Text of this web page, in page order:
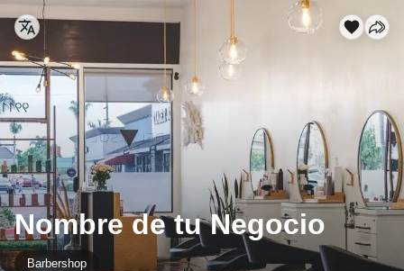
Nombre de tu Negocio
Barbershop